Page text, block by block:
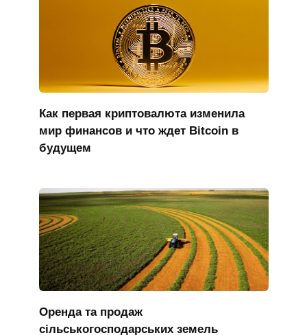
Как первая криптовалюта изменила
мир финансов и что ждет Bitcoin в
будущем
Оренда та продаж
сільськогосподарських земель